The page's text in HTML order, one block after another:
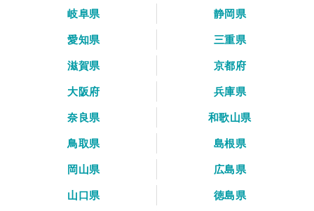
岐阜県
静岡県
愛知県
三重県
滋賀県
京都府
大阪府
兵庫県
奈良県
和歌山県
鳥取県
島根県
岡山県
広島県
山口県
徳島県